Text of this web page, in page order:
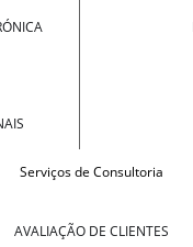
Serviços de Consultoria
AVALIAÇÃO DE CLIENTES